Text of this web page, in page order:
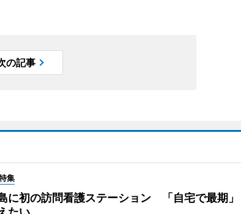
の記事
集
に初の訪問看護ステーション 「自宅で最期」